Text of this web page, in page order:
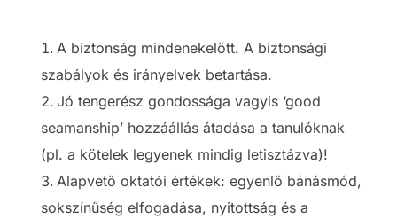
A biztonság mindenekelőtt. A biztonsági
szabályok és irányelvek betartása.
Jó tengerész gondossága vagyis ‘good
seamanship’ hozzáállás átadása a tanulóknak
(pl. a kötelek legyenek mindig letisztázva)!
Alapvető oktatói értékek: egyenlő bánásmód,
sokszínűség elfogadása, nyitottság és a